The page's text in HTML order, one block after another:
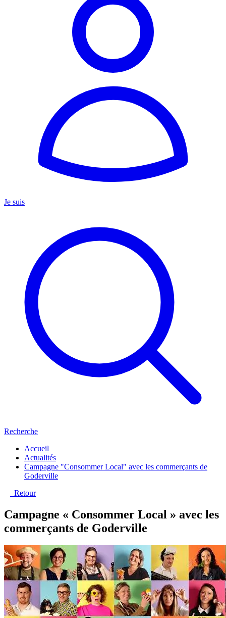
Je suis
Recherche
Accueil
Actualités
Campagne "Consommer Local" avec les commerçants de
Goderville
Retour
Campagne « Consommer Local » avec les
commerçants de Goderville